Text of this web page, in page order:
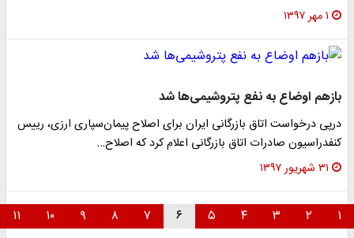
۱ مهر ۱۳۹۷
بازهم اوضاع به نفع پتروشیمی‌ها شد
درپی درخواست اتاق بازرگانی ایران برای اصلاح پیمان‌سپاری ارزی، رییس
کنفدراسیون صادرات اتاق بازرگانی اعلام کرد که اصلاح…
۳۱ شهریور ۱۳۹۷
۱ ۲ ۳ ۴ ۵ ۶ ۷ ۸ ۹ ۱۰ ۱۱